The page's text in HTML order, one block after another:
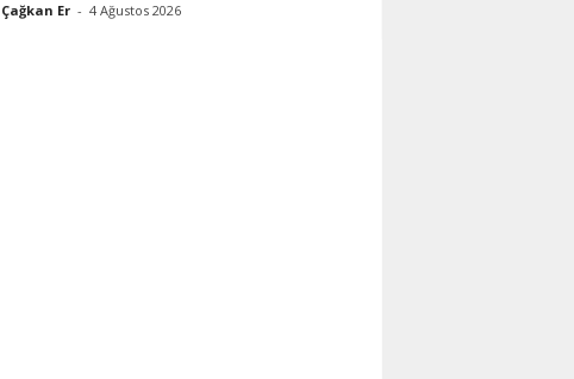
Çağkan Er - 4 Ağustos 2026